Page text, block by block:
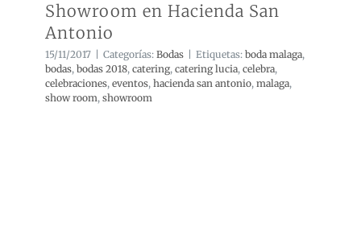
Showroom en Hacienda San
Antonio
15/11/2017 Categorías: Bodas Etiquetas: boda malaga,
bodas, bodas 2018, catering, catering lucia, celebra,
celebraciones, eventos, hacienda san antonio, malaga,
show room, showroom